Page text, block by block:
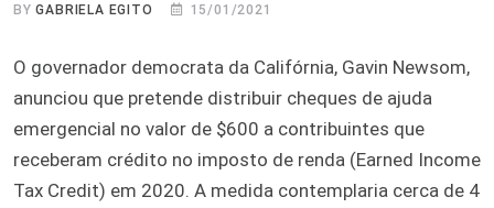
BYGABRIELA EGITO 15/01/2021
O governador democrata da Califórnia, Gavin Newsom,
anunciou que pretende distribuir cheques de ajuda
emergencial no valor de $600 a contribuintes que
receberam crédito no imposto de renda (Earned Income
Tax Credit) em 2020. A medida contemplaria cerca de 4